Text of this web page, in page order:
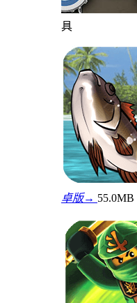
具
卓版→ 55.0MB